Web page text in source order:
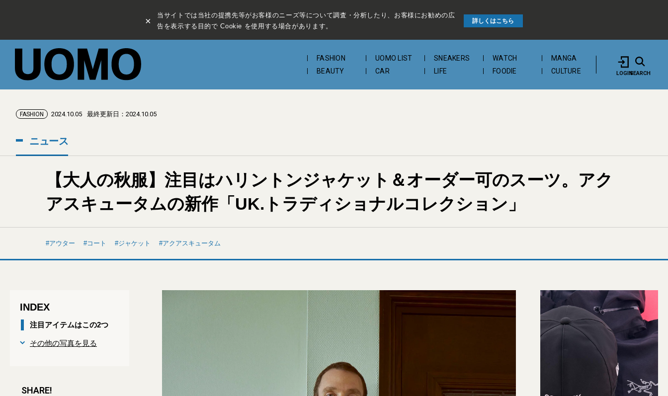
×
当サイトでは当社の提携先等がお客様のニーズ等について調査・分析したり、お客様にお勧めの広
告を表示する目的で Cookie を使用する場合があります。
詳しくはこちら
FASHION UOMO LIST SNEAKERS WATCH
MANGA
BEAUTY
CAR LIFE FOODIE CULTURE LOGINSEARCH
FASHION 2024.10.05 最終更新日：2024.10.05
ニュース
【大人の秋服】注目はハリントンジャケット＆オーダー可のスーツ。アク
アスキュータムの新作「UK.トラディショナルコレクション」
アウター コート ジャケット アクアスキュータム
INDEX
注目アイテムはこの2つ
その他の写真を見る
SHARE!